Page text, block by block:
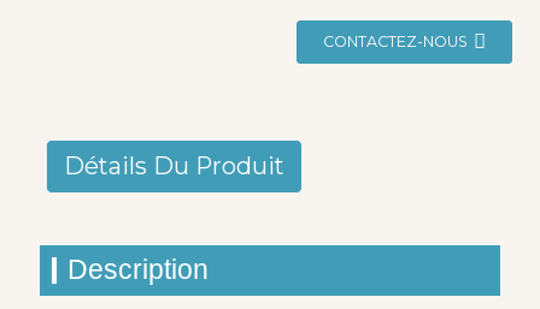
CONTACTEZ-NOUS
Détails Du Produit
Description